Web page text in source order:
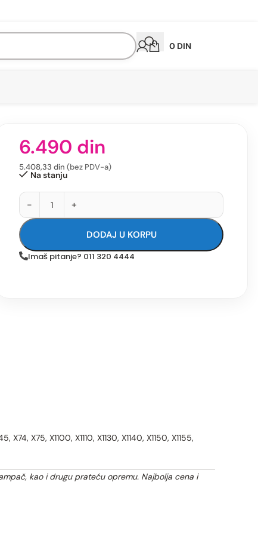
0 DIN
6.490 din
5.408,33din (bez PDV-a)
Na stanju
- +
DODAJ U KORPU
Imaš pitanje? 011 320 4444
X75, X1100, X1110, X1130, X1140, X1150, X1155,
kao i drugu prateću opremu. Najbolja cena i